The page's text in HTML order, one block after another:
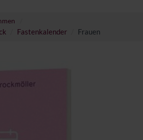
Fastenkalender Frauen